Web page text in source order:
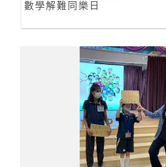
數學解難同樂日